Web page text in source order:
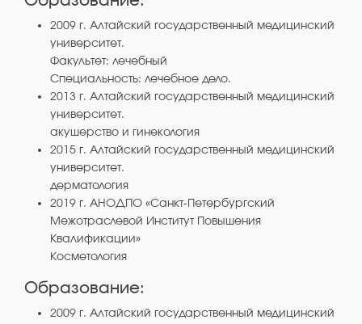
2009 г. Алтайский государственный медицинский
университет.
Факультет: лечебный
Специальность: лечебное дело.
2013 г. Алтайский государственный медицинский
университет.
акушерство и гинекология
2015 г. Алтайский государственный медицинский
университет.
дерматология
2019 г. АНОДПО «Санкт-Петербургский
Межотраслевой Институт Повышения
Квалификации»
Косметология
Образование:
2009 г. Алтайский государственный медицинский